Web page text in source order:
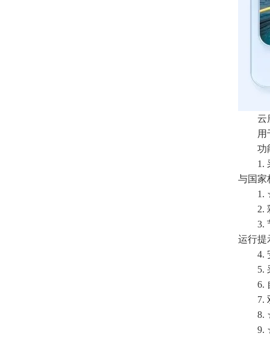
云
用于
功
1. 采
与国家
1. ☆
2. 彩
3. 节
运行提
4. 安
5. 采
6. 自
7. 双
8. ☆
9. ☆